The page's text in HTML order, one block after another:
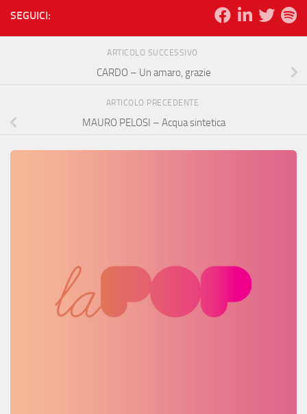
SEGUICI:
ARTICOLO SUCCESSIVO
CARDO – Un amaro, grazie
ARTICOLO PRECEDENTE
MAURO PELOSI – Acqua sintetica